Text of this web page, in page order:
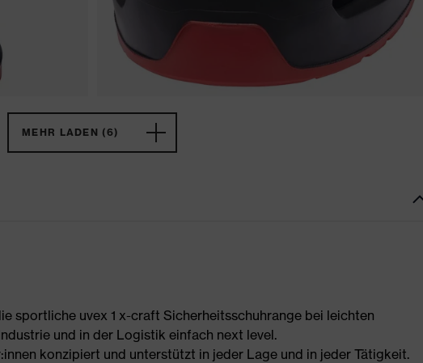
MEHR LADEN (6)
sportliche uvex 1 x-craft Sicherheitsschuhrange bei leichten
und in der Logistik einfach next level.
konzipiert und unterstützt in jeder Lage und in jeder Tätigkeit.